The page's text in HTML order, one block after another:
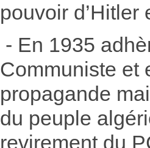
pouvoir d’Hitler
- En 1935
Communiste et
propagande
du peuple
revirement du